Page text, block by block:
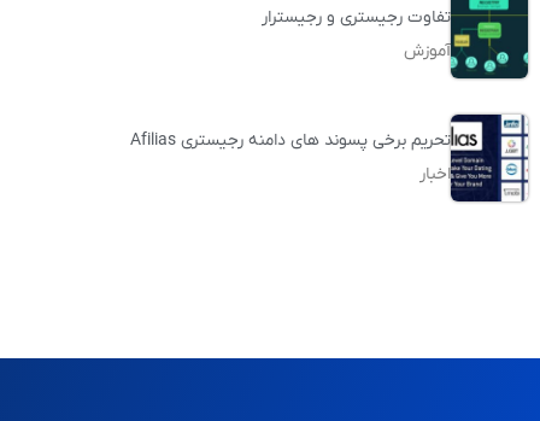
تفاوت رجیستری و رجیسترار
آموزش
تحریم برخی پسوند های دامنه رجیستری Afilias
اخبار